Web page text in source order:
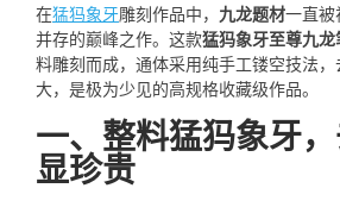
在猛犸象牙雕刻作品中， 九龙题材一直被
并存的巅峰之作。这款猛犸象牙至尊九龙
料雕刻而成，通体采用纯手工镂空技法
大，是极为少见的高规格收藏级作品。
一、整料猛犸象牙
显珍贵